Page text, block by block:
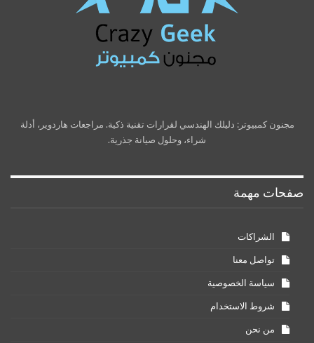
مجنون كمبيوتر: دليلك الهندسي لقرارات تقنية ذكية. مراجعات هاردوير، أدلة
شراء، وحلول صيانة جذرية.
صفحات مهمة
الشراكات
تواصل معنا
سياسة الخصوصية
شروط الاستخدام
من نحن